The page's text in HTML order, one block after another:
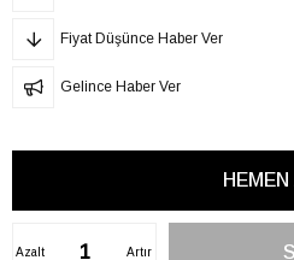
Fiyat Düşünce Haber Ver
Gelince Haber Ver
Artır
Azalt